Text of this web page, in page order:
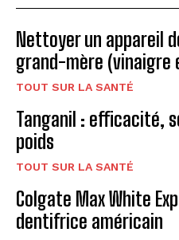
Nettoyer un appareil
grand-mère (vinaigre
TOUT SUR LA SANTÉ
Tanganil : efficacité,
poids
TOUT SUR LA SANTÉ
Colgate Max White
dentifrice américain